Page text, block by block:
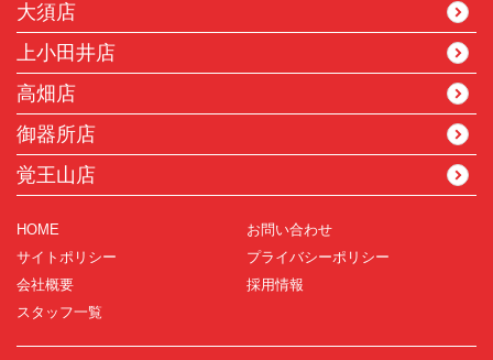
大須店
上小田井店
高畑店
御器所店
覚王山店
HOME
お問い合わせ
サイトポリシー
プライバシーポリシー
会社概要
採用情報
スタッフ一覧